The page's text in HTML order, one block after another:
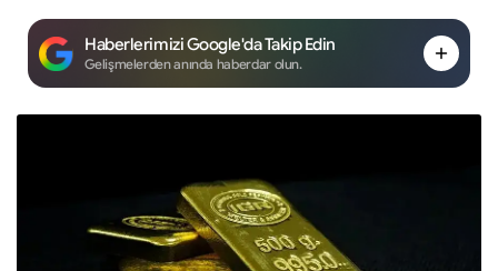
Haberlerimizi Google'da Takip Edin
Gelişmelerden anında haberdar olun.